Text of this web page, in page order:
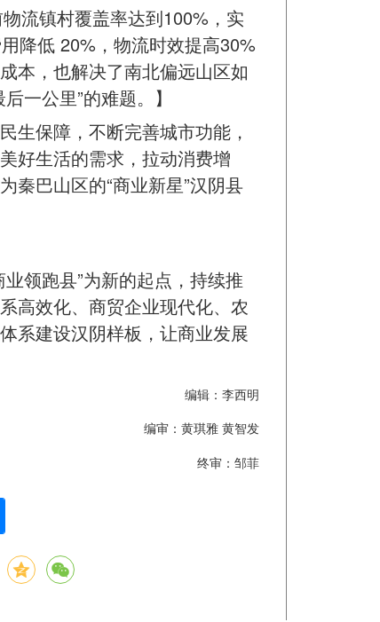
流镇村覆盖率达到100%，实
降低 20%，物流时效提高30%
本，也解决了南北偏远山区如
一公里”的难题。】
生保障，不断完善城市功能，
好生活的需求，拉动消费增
秦巴山区的“商业新星”汉阴县
领跑县”为新的起点，持续推
高效化、商贸企业现代化、农
系建设汉阴样板，让商业发展
编辑：李西明
编审：黄琪雅 黄智发
终审：邹菲